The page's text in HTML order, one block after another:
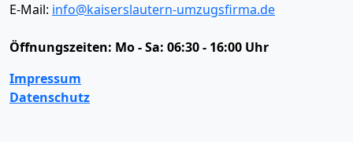
E-Mail: info@kaiserslautern-umzugsfirma.de
Öffnungszeiten: Mo - Sa: 06:30 - 16:00 Uhr
Impressum
Datenschutz